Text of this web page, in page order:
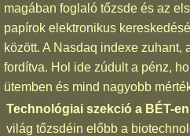
magában foglaló tőzsde és az
papírok elektronikus
között. A Nasdaq indexe zuhant,
fordítva. Hol ide zúdult a pénz,
ütemben és mind nagyobb
Technológiai szekció a BÉT-en
világ tőzsdéin előbb a